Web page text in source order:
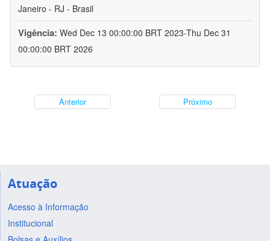
Janeiro - RJ - Brasil
Vigência: Wed Dec 13 00:00:00 BRT 2023-Thu Dec 31
00:00:00 BRT 2026
Anterior Próximo
Atuação
Acesso à Informação
Institucional